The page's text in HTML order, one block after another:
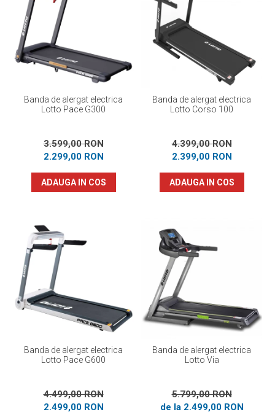
Banda de alergat electrica
Lotto Pace G300
3.599,00 RON
2.299,00 RON
ADAUGA IN COS
Banda de alergat electrica
Lotto Corso 100
4.399,00 RON
2.399,00 RON
ADAUGA IN COS
Banda de alergat electrica
Lotto Pace G600
4.499,00 RON
2.499,00 RON
Banda de alergat electrica
Lotto Via
5.799,00 RON
de la 2.499,00 RON